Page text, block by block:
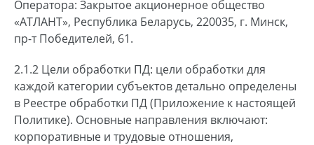
Оператора: Закрытое акционерное общество
«АТЛАНТ», Республика Беларусь, 220035, г. Минск,
пр-т Победителей, 61.
2.1.2 Цели обработки ПД: цели обработки для
каждой категории субъектов детально определены
в Реестре обработки ПД (Приложение к настоящей
Политике). Основные направления включают:
корпоративные и трудовые отношения,